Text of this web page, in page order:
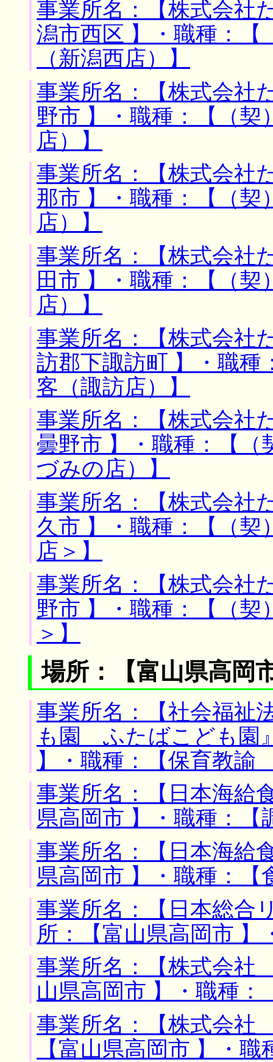
事業所名：【株式会社
潟市西区 】・職種：【
（新潟西店）】
事業所名：【株式会社
野市 】・職種：【（
店）】
事業所名：【株式会社
那市 】・職種：【（
店）】
事業所名：【株式会社
田市 】・職種：【（
店）】
事業所名：【株式会社
訪郡下諏訪町 】・職種
客（諏訪店）】
事業所名：【株式会社
曇野市 】・職種：【
づみの店）】
事業所名：【株式会社
久市 】・職種：【（
店＞】
事業所名：【株式会社
野市 】・職種：【（
＞】
場所：【富山県高岡
事業所名：【社会福
も園 ふたばこども園
】・職種：【保育教
事業所名：【日本海給
県高岡市 】・職種：
事業所名：【日本海給
県高岡市 】・職種：
事業所名：【日本総
所：【富山県高岡市 】
事業所名：【株式会
山県高岡市 】・職種：
事業所名：【株式会
【富山県高岡市 】・